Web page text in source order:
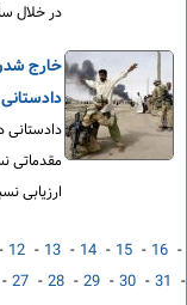
در خلال سال های ۲۰۰۲
خارج
دادستانی
مقدماتی
ارزیابی
- 12 - 13 - 14 - 15 - 16 -
-27 -28 -29 -30 -31 -